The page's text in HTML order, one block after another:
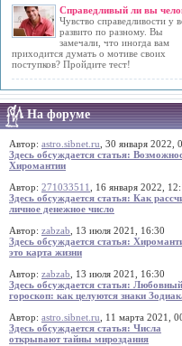
Справедливый ли вы
Чувство справедливости у
развито по разному. Вы
замечали, что иногда вам
приходится думать о мотиве своих
поступков? Пройдите тест!
На форуме
Автор: astro.sibnet.ru , 30 января 2022,
Здесь обсуждается статья:
Хиромантии
Автор: 271033511
, 16 января 2022,
Здесь обсуждается статья: Как
личное денежное число
Автор: zabzab , 13 июля 2021, 16:30
Здесь обсуждается статья:
это карта жизни
Автор: zabzab , 13 июля 2021, 16:30
Здесь обсуждается статья: Любовный
гороскоп: как целуются знаки
Автор: astro.sibnet.ru , 11 марта 2021,
Здесь обсуждается статья: Числа
открывают тайны мироздания